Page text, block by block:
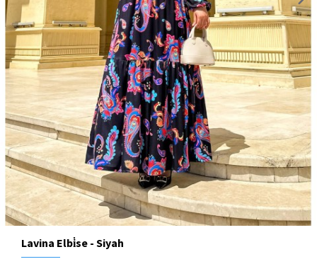
Lavina Elbi̇se - Siyah